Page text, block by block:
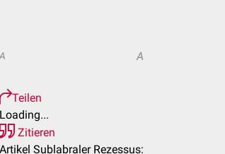
A A
Teilen
Loading...
Zitieren
Artikel Sublabraler Rezessus: